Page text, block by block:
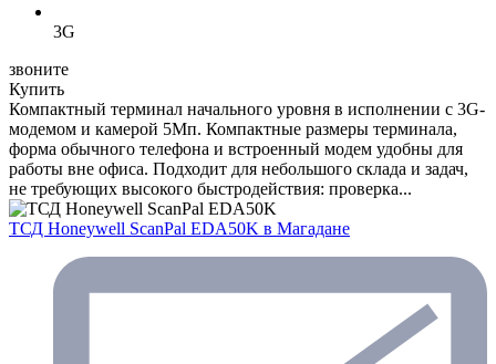
3G
звоните
Купить
Компактный терминал начального уровня в исполнении с 3G-
модемом и камерой 5Мп. Компактные размеры терминала,
форма обычного телефона и встроенный модем удобны для
работы вне офиса. Подходит для небольшого склада и задач,
не требующих высокого быстродействия: проверка...
ТСД Honeywell ScanPal EDA50K в Магадане